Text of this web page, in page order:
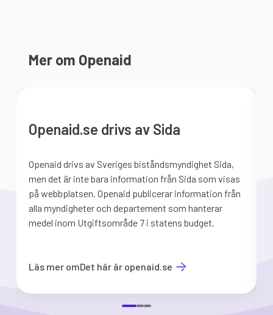
Mer om Openaid
Openaid.se drivs av Sida
Openaid drivs av Sveriges biståndsmyndighet Sida,
men det är inte bara information från Sida som visas
på webbplatsen. Openaid publicerar information från
alla myndigheter och departement som hanterar
medel inom Utgiftsområde 7 i statens budget.
Läs mer omDet här är openaid.se